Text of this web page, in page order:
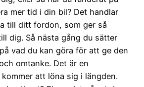
mer tid i din bil? Det handlar
till ditt fordon, som ger så
dig. Så nästa gång du sätter
vad du kan göra för att ge den
omtanke. Det är en
att löna sig i längden.